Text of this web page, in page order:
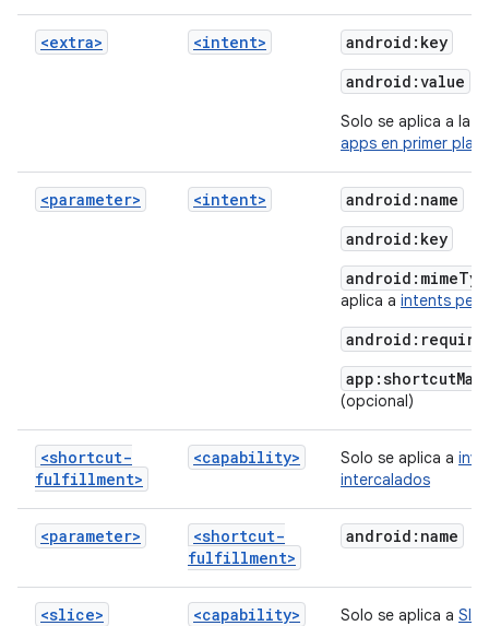
<extra> <intent>
android:key
android:value
Solo se aplica a la
apps en primer
<parameter> <intent>
android:name
android:key
aplica a intents
(opcional)
<shortcut-
fulfillment>
<capability> Solo se aplica a
intercalados
<parameter>
<shortcut-
fulfillment>
android:name
<slice> <capability> Solo se aplica a